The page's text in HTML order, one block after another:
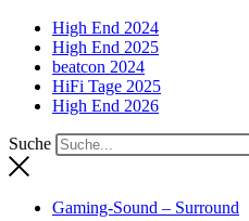
High End 2024
High End 2025
beatcon 2024
HiFi Tage 2025
High End 2026
Suche
Gaming-Sound – Surround